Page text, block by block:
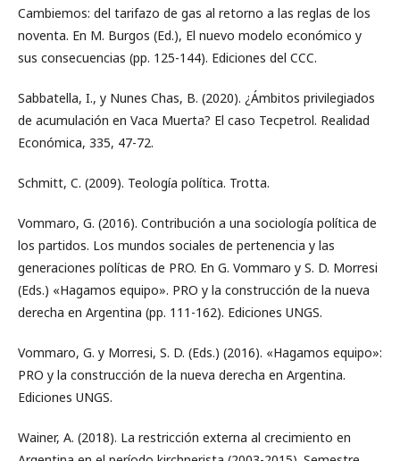
Cambiemos: del tarifazo de gas al retorno a las reglas de los
noventa. En M. Burgos (Ed.), El nuevo modelo económico y
sus consecuencias (pp. 125-144). Ediciones del CCC.
Sabbatella, I., y Nunes Chas, B. (2020). ¿Ámbitos privilegiados
de acumulación en Vaca Muerta? El caso Tecpetrol. Realidad
Económica, 335, 47-72.
Schmitt, C. (2009). Teología política. Trotta.
Vommaro, G. (2016). Contribución a una sociología política de
los partidos. Los mundos sociales de pertenencia y las
generaciones políticas de PRO. En G. Vommaro y S. D. Morresi
(Eds.) «Hagamos equipo». PRO y la construcción de la nueva
derecha en Argentina (pp. 111-162). Ediciones UNGS.
Vommaro, G. y Morresi, S. D. (Eds.) (2016). «Hagamos equipo»:
PRO y la construcción de la nueva derecha en Argentina.
Ediciones UNGS.
Wainer, A. (2018). La restricción externa al crecimiento en